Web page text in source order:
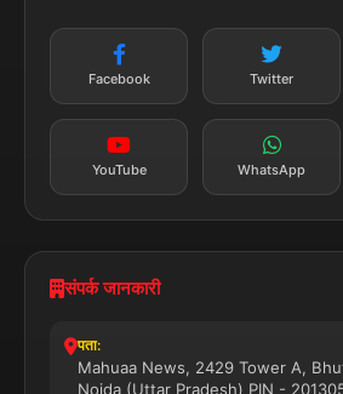
न्यूज़ अलर्ट
सब्सक्राइब करें
Facebook Twitter
YouTube WhatsApp
संपर्क जानकारी
पता:
Mahuaa News, 2429 Tower A,
Noida (Uttar Pradesh) PIN -